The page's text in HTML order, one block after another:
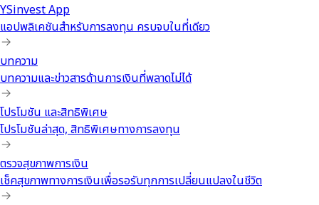
YSinvest App
แอปพลิเคชันสำหรับการลงทุน ครบจบในที่เดียว
บทความ
บทความและข่าวสารด้านการเงินที่พลาดไม่ได้
โปรโมชัน และสิทธิพิเศษ
โปรโมชันล่าสุด, สิทธิพิเศษทางการลงทุน
ตรวจสุขภาพการเงิน
เช็คสุขภาพทางการเงินเพื่อรอรับทุกการเปลี่ยนแปลงในชีวิต